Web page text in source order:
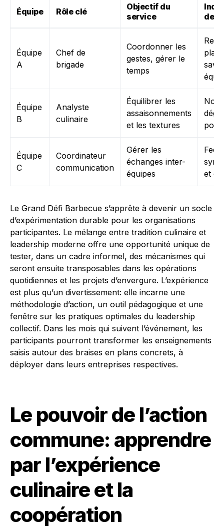
Équipe Rôle clé
Objectif du
service
de
Équipe
A
Chef de
brigade
Coordonner les
gestes, gérer le
temps
Équipe
B
Analyste
culinaire
Équilibrer les
assaisonnements
et les textures
Équipe
C
Coordinateur
communication
Gérer les
échanges inter-
équipes
et
Le Grand Défi Barbecue s’apprête à devenir un socle
d’expérimentation durable pour les organisations
participantes. Le mélange entre tradition culinaire et
leadership moderne offre une opportunité unique de
tester, dans un cadre informel, des mécanismes qui
seront ensuite transposables dans les opérations
quotidiennes et les projets d’envergure. L’expérience
est plus qu’un divertissement: elle incarne une
méthodologie d’action, un outil pédagogique et une
fenêtre sur les pratiques optimales du leadership
collectif. Dans les mois qui suivent l’événement, les
participants pourront transformer les enseignements
saisis autour des braises en plans concrets, à
déployer dans leurs entreprises respectives.
Le pouvoir de l’action
commune: apprendre
par l’expérience
culinaire et la
coopération